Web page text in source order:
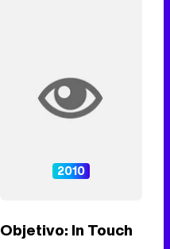
2010
Objetivo: In Touch